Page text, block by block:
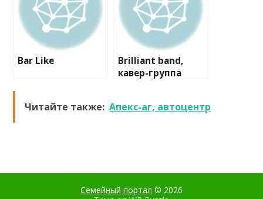
Bar Like
Brilliant band,
кавер-группа
Читайте также: Апекс-аг, автоцентр
Семейный портал © 2026